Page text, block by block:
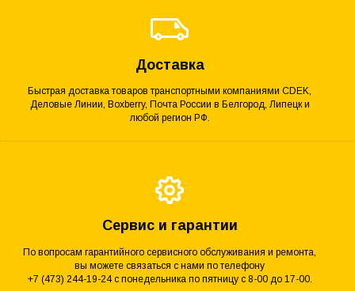
Доставка
Быстрая доставка товаров транспортными компаниями CDEK,
Деловые Линии, Boxberry, Почта России в Белгород, Липецк и
любой регион РФ.
Сервис и гарантии
По вопросам гарантийного сервисного обслуживания и ремонта,
вы можете связаться с нами по телефону
+7 (473) 244-19-24 с понедельника по пятницу с 8-00 до 17-00.